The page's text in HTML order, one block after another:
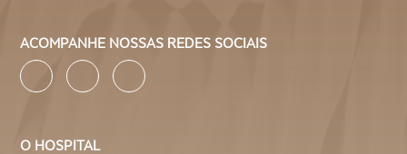
ACOMPANHE NOSSAS REDES SOCIAIS
O HOSPITAL